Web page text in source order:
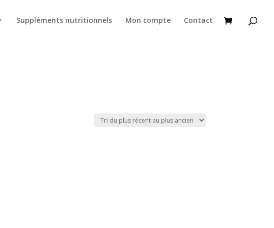
Suppléments nutritionnels Mon compte Contact